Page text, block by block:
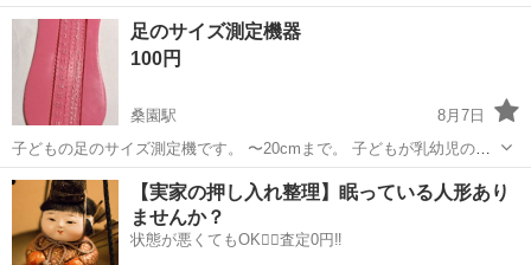
全て揃っています。 発語が遅かった娘に、ことばに親しんでほしいと
思い時々自宅で使っていました。 大人が見せて使っていたので、破れ
等はありません。こと...
北海道 札幌市 キッズ用品 カード
足のサイズ測定機器
100円
桑園駅
8月7日
子どもの足のサイズ測定機です。 〜20cmまで。 子どもが乳幼児の時
に自宅で足のサイズを測るのに使用していました。 ノークレーム・ノ
ーリターンでお願いします。 桑園駅近辺で受渡しできる方。 受渡しに
ついてプロフ...
北海道 札幌市 桑園駅 その他
【実家の押し入れ整理】眠っている人形あり
ませんか？
状態が悪くてもOK🙆‍♀️査定0円‼️